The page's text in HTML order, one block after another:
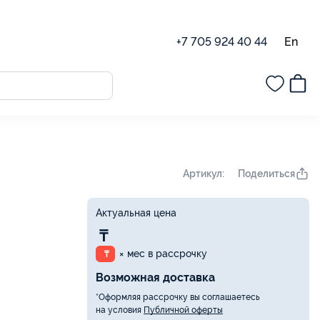
+7 705 924 40 44 En
Артикул: Поделиться
Актуальная цена
₸
₸ × мес в рассрочку
Возможная доставка
*Оформляя рассрочку вы соглашаетесь
на условия Публичной оферты